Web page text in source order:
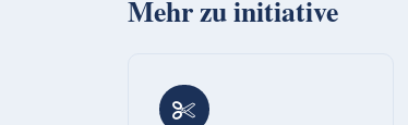
Mehr zuinitiative